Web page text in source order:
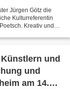
Jürgen Götz die
Kulturreferentin
und
am 14.